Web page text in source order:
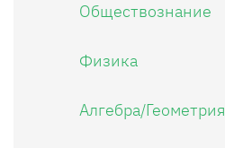
Обществознание
Физика
Алгебра/Геометрия